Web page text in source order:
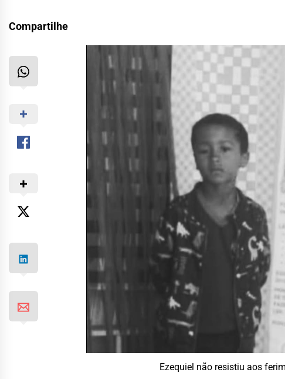
Compartilhe
Ezequiel não resistiu aos